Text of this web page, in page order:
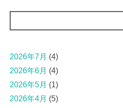
2026年7月 (4)
2026年6月 (4)
2026年5月 (1)
2026年4月 (5)